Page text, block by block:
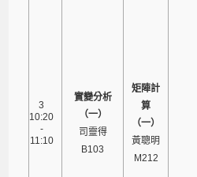
3
10:20
-
11:10
實變分析
（一）
司靈得
B103
矩陣計
算
（一）
黃聰明
M212